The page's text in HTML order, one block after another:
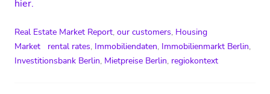
hier.
Real Estate Market Report, our customers, Housing
Market
rental rates, Immobiliendaten, Immobilienmarkt Berlin,
Investitionsbank Berlin, Mietpreise Berlin, regiokontext